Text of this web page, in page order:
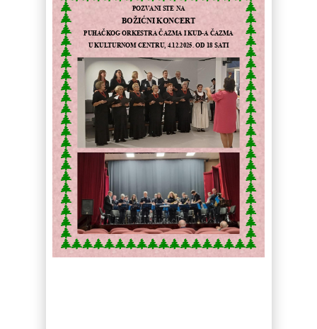
POZVANI STE NA
BOŽIĆNI KONCERT
PUHAČKOG ORKESTRA ČAZMA I KUD-A ČAZMA
U KULTURNOM CENTRU, 4.12.2025. OD 18 SATI